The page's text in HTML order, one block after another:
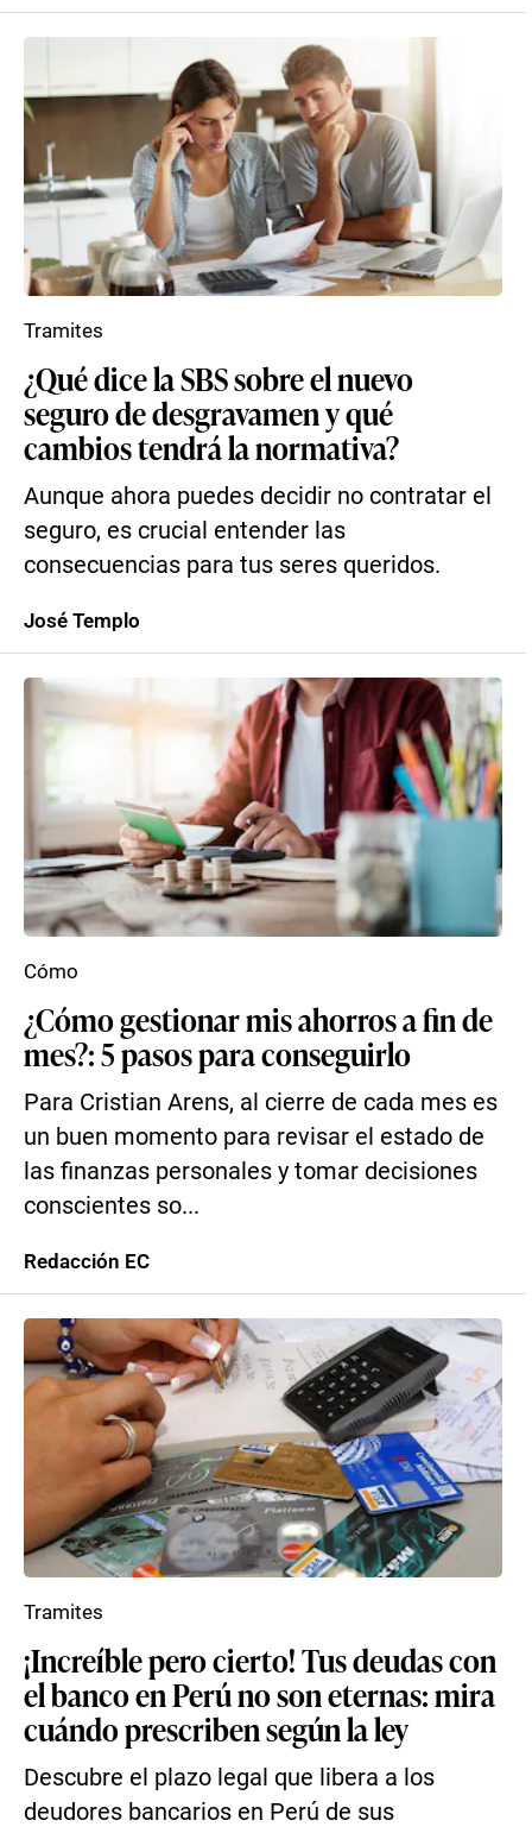
¿Qué dice la SBS sobre el nuevo
seguro de desgravamen y qué
cambios tendrá la normativa?
Aunque ahora puedes decidir no contratar el
seguro, es crucial entender las
consecuencias para tus seres queridos.
Tramites
José Templo
¿Cómo gestionar mis ahorros a fin de
mes?: 5 pasos para conseguirlo
Para Cristian Arens, al cierre de cada mes es
un buen momento para revisar el estado de
las finanzas personales y tomar decisiones
conscientes so...
Cómo
Redacción EC
¡Increíble pero cierto! Tus deudas con
el banco en Perú no son eternas: mira
cuándo prescriben según la ley
Descubre el plazo legal que libera a los
deudores bancarios en Perú de sus
Tramites